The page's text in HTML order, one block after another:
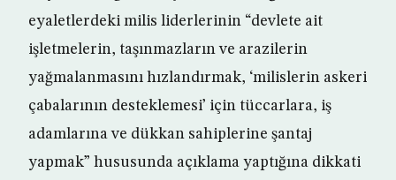
eyaletlerdeki milis liderlerinin “devlete ait
işletmelerin, taşınmazların ve arazilerin
yağmalanmasını hızlandırmak, ‘milislerin askeri
çabalarının desteklemesi’ için tüccarlara, iş
adamlarına ve dükkan sahiplerine şantaj
yapmak” hususunda açıklama yaptığına dikkati